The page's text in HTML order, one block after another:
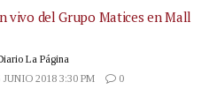
vivo del Grupo Matices en Mall
La Página
2018 3:30 PM
0